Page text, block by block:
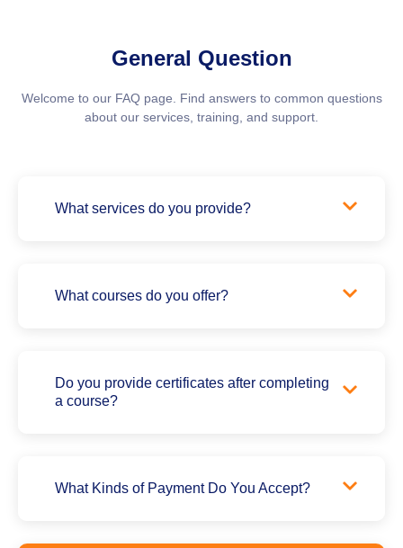
General Question
Welcome to our FAQ page. Find answers to common questions
about our services, training, and support.
What services do you provide?
What courses do you offer?
Do you provide certificates after completing
a course?
What Kinds of Payment Do You Accept?